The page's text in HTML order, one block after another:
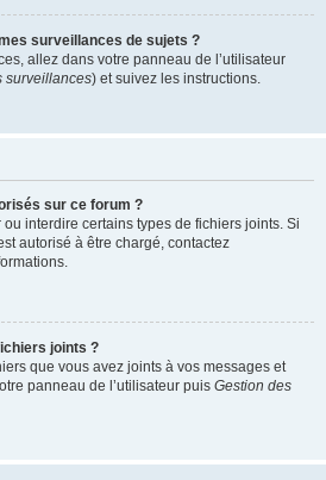
surveillances de sujets ?
allez dans votre panneau de l’utilisateur
surveillances) et suivez les instructions.
sur ce forum ?
ou interdire certains types de fichiers joints. Si
autorisé à être chargé, contactez
joints ?
que vous avez joints à vos messages et
panneau de l’utilisateur puis Gestion des